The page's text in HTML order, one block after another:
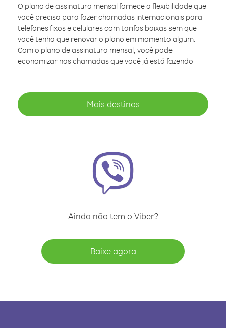
O plano de assinatura mensal fornece a flexibilidade que
você precisa para fazer chamadas internacionais para
telefones fixos e celulares com tarifas baixas sem que
você tenha que renovar o plano em momento algum.
Com o plano de assinatura mensal, você pode
economizar nas chamadas que você já está fazendo
Mais destinos
Ainda não tem o Viber?
Baixe agora